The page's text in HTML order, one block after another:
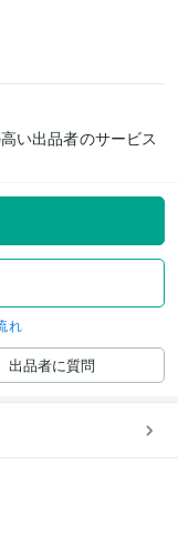
い出品者のサービス
れ
出品者に質問